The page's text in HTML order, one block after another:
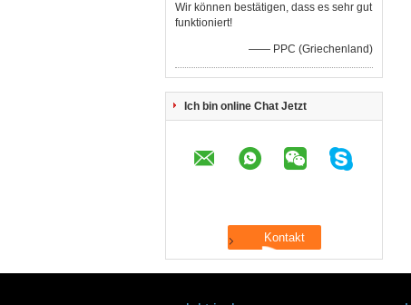
Wir können bestätigen, dass es sehr gut
funktioniert!
—— PPC (Griechenland)
Ich bin online Chat Jetzt